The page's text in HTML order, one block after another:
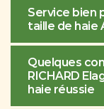
Service bien
taille de haie
Quelques
RICHARD
haie réussie